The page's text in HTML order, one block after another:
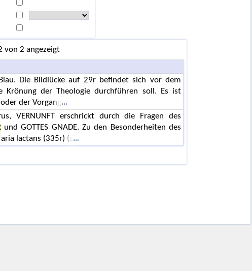
von 2 angezeigt
Die Bildlücke auf 29r befindet sich vor dem
Krönung der Theologie durchführen soll. Es ist
der Vorgang
VERNUNFT erschrickt durch die Fragen des
und GOTTES GNADE. Zu den Besonderheiten des
lactans (335r) (s